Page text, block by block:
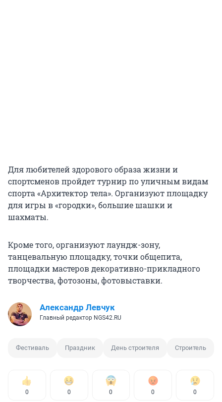
Для любителей здорового образа жизни и
спортсменов пройдет турнир по уличным видам
спорта «Архитектор тела». Организуют площадку
для игры в «городки», большие шашки и
шахматы.
Кроме того, организуют лаундж-зону,
танцевальную площадку, точки общепита,
площадки мастеров декоративно-прикладного
творчества, фотозоны, фотовыставки.
Александр Левчук
Главный редактор NGS42.RU
Фестиваль Праздник День строителя Строитель
0 0 0 0 0